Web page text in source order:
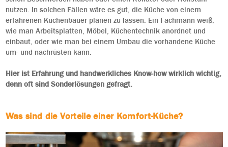
nutzen. In solchen Fällen wäre es gut, die Küche von einem
erfahrenen Küchenbauer planen zu lassen. Ein Fachmann weiß,
wie man Arbeitsplatten, Möbel, Küchentechnik anordnet und
einbaut, oder wie man bei einem Umbau die vorhandene Küche
um- und nachrüsten kann.
Hier ist Erfahrung und handwerkliches Know-how wirklich wichtig,
denn oft sind Sonderlösungen gefragt.
Was sind die Vorteile einer Komfort-Küche?